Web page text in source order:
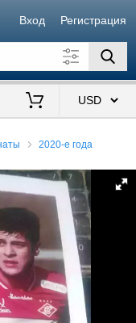
Вход Регистрация
2020-е года